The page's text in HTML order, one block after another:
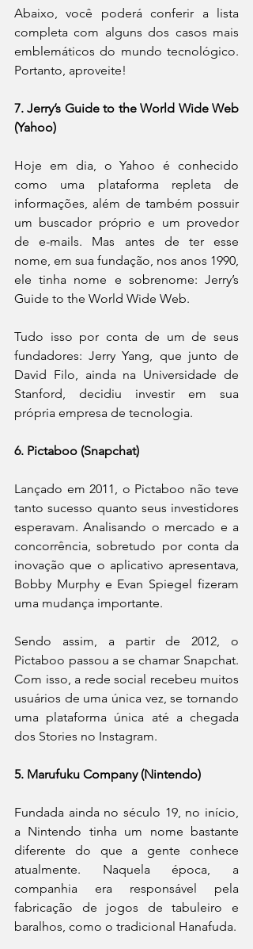
Abaixo, você poderá conferir a lista
completa com alguns dos casos mais
emblemáticos do mundo tecnológico.
Portanto, aproveite!
7. Jerry’s Guide to the World Wide Web
(Yahoo)
Hoje em dia, o Yahoo é conhecido
como uma plataforma repleta de
informações, além de também possuir
um buscador próprio e um provedor
de e-mails. Mas antes de ter esse
nome, em sua fundação, nos anos 1990,
ele tinha nome e sobrenome: Jerry’s
Guide to the World Wide Web.
Tudo isso por conta de um de seus
fundadores: Jerry Yang, que junto de
David Filo, ainda na Universidade de
Stanford, decidiu investir em sua
própria empresa de tecnologia.
6. Pictaboo (Snapchat)
Lançado em 2011, o Pictaboo não teve
tanto sucesso quanto seus investidores
esperavam. Analisando o mercado e a
concorrência, sobretudo por conta da
inovação que o aplicativo apresentava,
Bobby Murphy e Evan Spiegel fizeram
uma mudança importante.
Sendo assim, a partir de 2012, o
Pictaboo passou a se chamar Snapchat.
Com isso, a rede social recebeu muitos
usuários de uma única vez, se tornando
uma plataforma única até a chegada
dos Stories no Instagram.
5. Marufuku Company (Nintendo)
Fundada ainda no século 19, no início,
a Nintendo tinha um nome bastante
diferente do que a gente conhece
atualmente. Naquela época, a
companhia era responsável pela
fabricação de jogos de tabuleiro e
baralhos, como o tradicional Hanafuda.